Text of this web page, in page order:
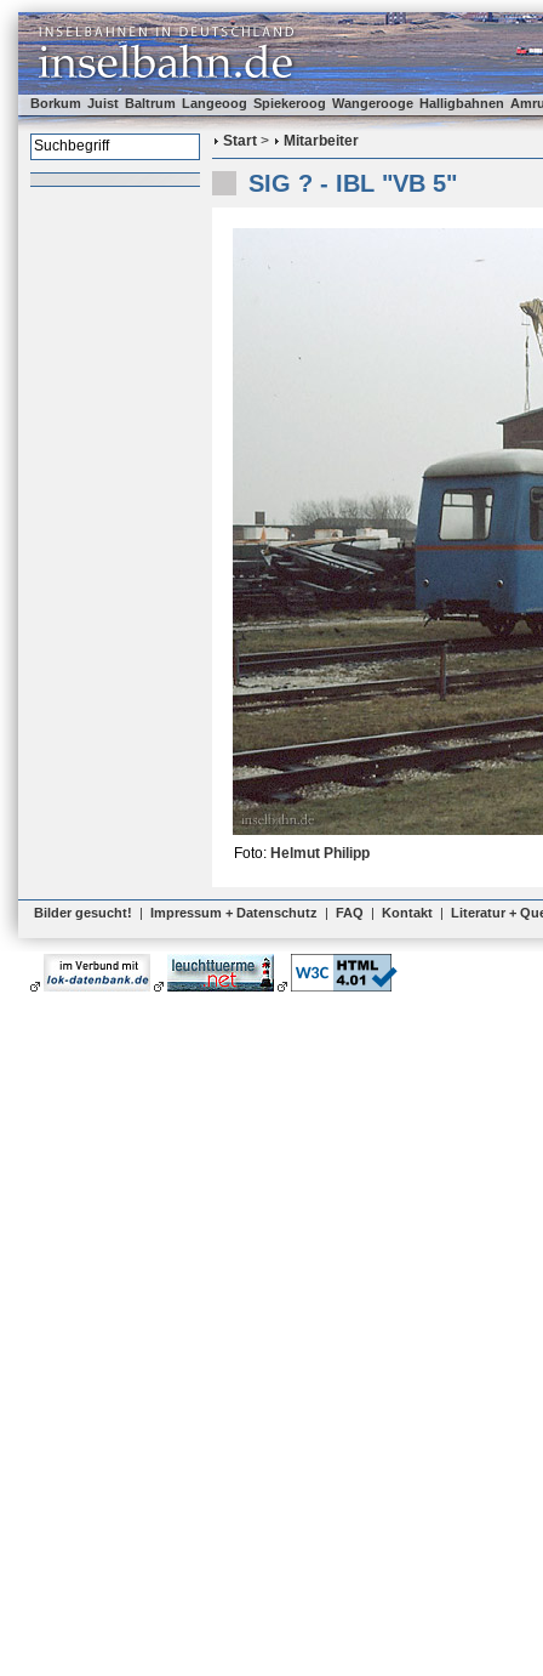
Borkum Juist Baltrum Langeoog Spiekeroog Wangerooge Halligbahnen
Start > Mitarbeiter
SIG ? - IBL "VB 5"
Foto: Helmut Philipp
Bilder gesucht! | Impressum + Datenschutz | FAQ | Kontakt | Literatur +